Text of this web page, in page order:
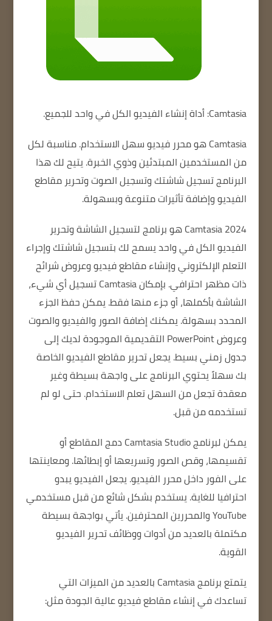
Camtasia: أداة إنشاء الفيديو الكل في واحد للجميع.
Camtasiaهو محرر فيديو سهل الاستخدام. مناسبة لكل
من المستخدمين المبتدئين وذوي الخبرة. يتيح لك هذا
البرنامج تسجيل شاشتك وتسجيل الصوت وتحرير مقاطع
الفيديو وإضافة تأثيرات متنوعة وبسهولة.
Camtasia 2024هو برنامج لتسجيل الشاشة وتحرير
الفيديو الكل في واحد يسمح لك بتسجيل شاشتك وإجراء
التعلم الإلكتروني وإنشاء مقاطع فيديو وعروض شرائح
ذات مظهر احترافي. بإمكان Camtasia تسجيل أي شيء،
الشاشة بأكملها، أو جزء منها فقط. يمكن حفظ الجزء
المحدد بسهولة. يمكنك إضافة الصور والفيديو والصوت
وعروض PowerPoint التقديمية الموجودة لديك إلى
جدول زمني بسيط. يجعل تحرير مقاطع الفيديو الخاصة
بك سهلاً يحتوي البرنامج على واجهة بسيطة وغير
معقدة تجعل من السهل تعلم الاستخدام. حتى لو لم
تستخدمه من قبل.
يمكن لبرنامج Camtasia Studio
دمج المقاطع أو
تقسيمها، وقص الصور وتسريعها أو إبطائها. ومعاينتها
على الفور داخل محرر الفيديو. يجعل الفيديو يبدو
احترافيا للغاية. يستخدم بشكل شائع من قبل مستخدمي
YouTube والمحررين المحترفين. يأتي بواجهة بسيطة
مكتملة بالعديد من أدوات ووظائف تحرير الفيديو
القوية.
يتمتع برنامج Camtasia
بالعديد من الميزات التي
تساعدك في إنشاء مقاطع فيديو عالية الجودة مثل: